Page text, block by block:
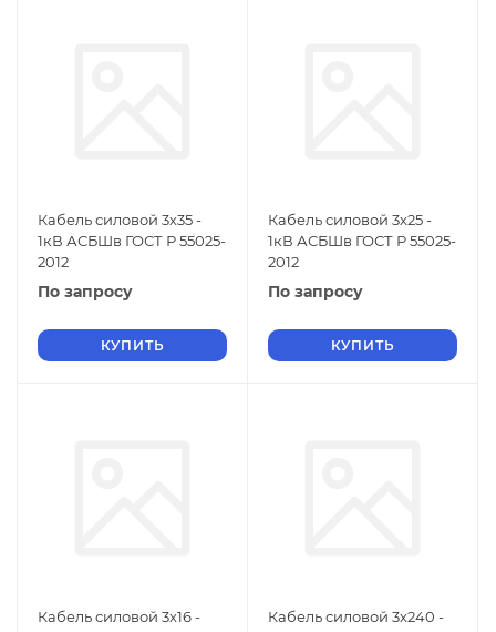
Кабель силовой 3х35 -
1кВ АСБШв ГОСТ Р 55025-
2012
По запросу
КУПИТЬ
Кабель силовой 3х25 -
1кВ АСБШв ГОСТ Р 55025-
2012
По запросу
КУПИТЬ
Кабель силовой 3х16 -
Кабель силовой 3х240 -